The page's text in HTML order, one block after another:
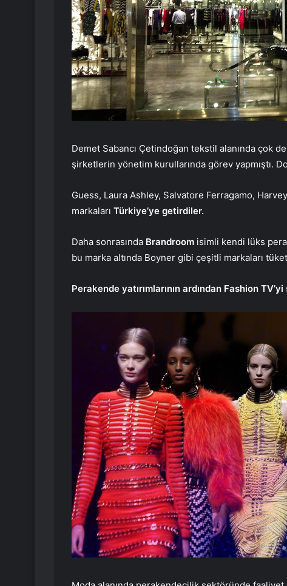
Demet Sabancı Çetindoğan tekstil alanında çok
şirketlerin yönetim kurullarında görev yapmıştı.
Guess, Laura Ashley, Salvatore Ferragamo,
markaları Türkiye’ye getirdiler.
Daha sonrasında Brandroom isimli kendi lüks
bu marka altında Boyner gibi çeşitli markaları
Perakende yatırımlarının ardından Fashion